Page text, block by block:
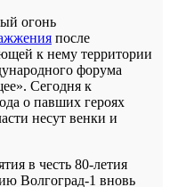
огонь
после
к нему территории
форума
Сегодня к
о павших героях
несут венки и
в честь 80-летия
Волгоград-1 вновь